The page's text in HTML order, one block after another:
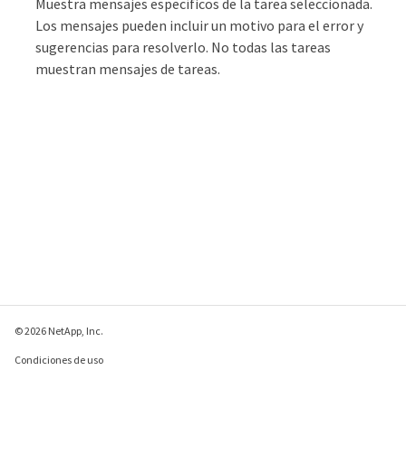
Muestra mensajes específicos de la tarea seleccionada.
Los mensajes pueden incluir un motivo para el error y
sugerencias para resolverlo. No todas las tareas
muestran mensajes de tareas.
© 2026 NetApp, Inc.
Condiciones de uso